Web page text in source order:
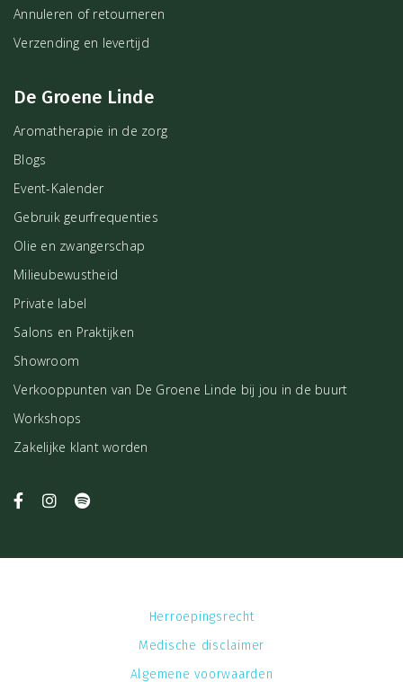
Annuleren of retourneren
Verzending en levertijd
De Groene Linde
Aromatherapie in de zorg
Blogs
Event-Kalender
Gebruik geurfrequenties
Olie en zwangerschap
Milieubewustheid
Private label
Salons en Praktijken
Showroom
Verkooppunten van De Groene Linde bij jou in de buurt
Workshops
Zakelijke klant worden
Herroepingsrecht
Medische disclaimer
Algemene voorwaarden